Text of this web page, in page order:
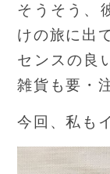
そうそう、
けの旅に出
センスの良
雑貨も要・
今回、私も